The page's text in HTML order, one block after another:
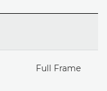
Full Frame